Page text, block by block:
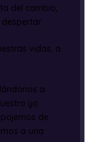
del cambio,
vidas, a
a
yo
de
a una